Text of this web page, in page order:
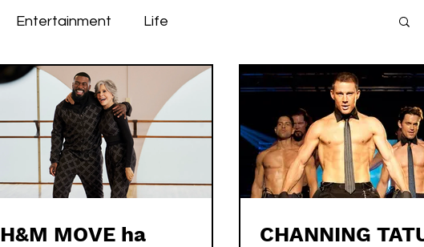
Entertainment Life
H&M MOVE ha
CHANNING